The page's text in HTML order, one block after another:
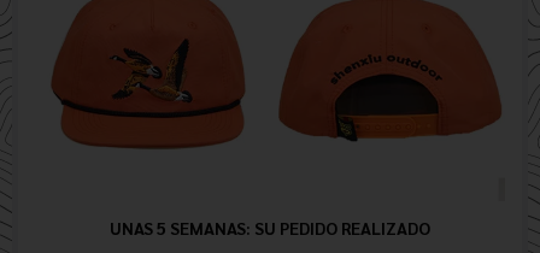
UNAS 5 SEMANAS: SU PEDIDO REALIZADO